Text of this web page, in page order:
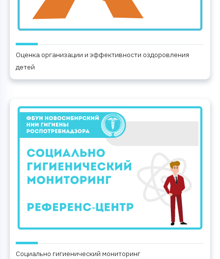
Оценка организации и эффективности оздоровления
детей
Социально гигиенический мониторинг